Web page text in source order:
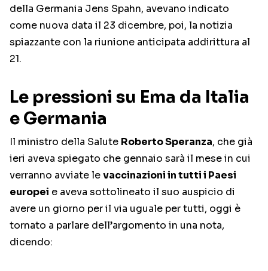
della Germania Jens Spahn, avevano indicato
come nuova data il 23 dicembre, poi, la notizia
spiazzante con la riunione anticipata addirittura al
21.
Le pressioni su Ema da Italia
e Germania
Il ministro della Salute Roberto Speranza, che già
ieri aveva spiegato che gennaio sarà il mese in cui
verranno avviate levaccinazioni in tutti i Paesi
europei e aveva sottolineato il suo auspicio di
avere un giorno per il via uguale per tutti, oggi è
tornato a parlare dell’argomento in una nota,
dicendo: